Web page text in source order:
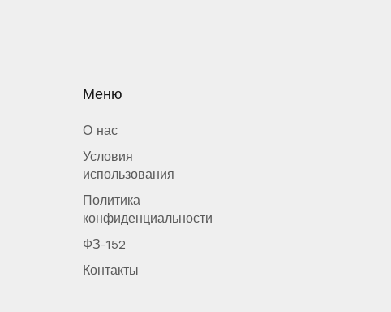
Меню
О нас
Условия
использования
Политика
конфиденциальности
ФЗ-152
Контакты